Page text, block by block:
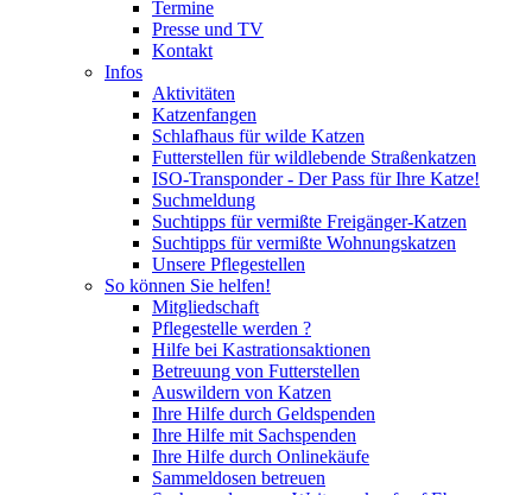
Termine
Presse und TV
Kontakt
Infos
Aktivitäten
Katzenfangen
Schlafhaus für wilde Katzen
Futterstellen für wildlebende Straßenkatzen
ISO-Transponder - Der Pass für Ihre Katze!
Suchmeldung
Suchtipps für vermißte Freigänger-Katzen
Suchtipps für vermißte Wohnungskatzen
Unsere Pflegestellen
So können Sie helfen!
Mitgliedschaft
Pflegestelle werden ?
Hilfe bei Kastrationsaktionen
Betreuung von Futterstellen
Auswildern von Katzen
Ihre Hilfe durch Geldspenden
Ihre Hilfe mit Sachspenden
Ihre Hilfe durch Onlinekäufe
Sammeldosen betreuen